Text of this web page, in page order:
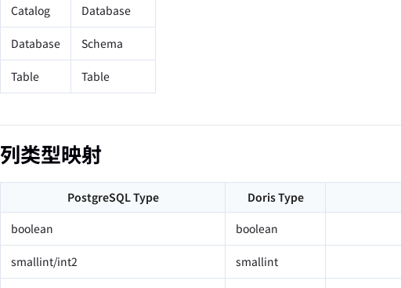
Catalog
Database
Database Schema
Table Table
列类型映射
PostgreSQL Type
Doris Type
boolean
boolean
smallint/int2 smallint